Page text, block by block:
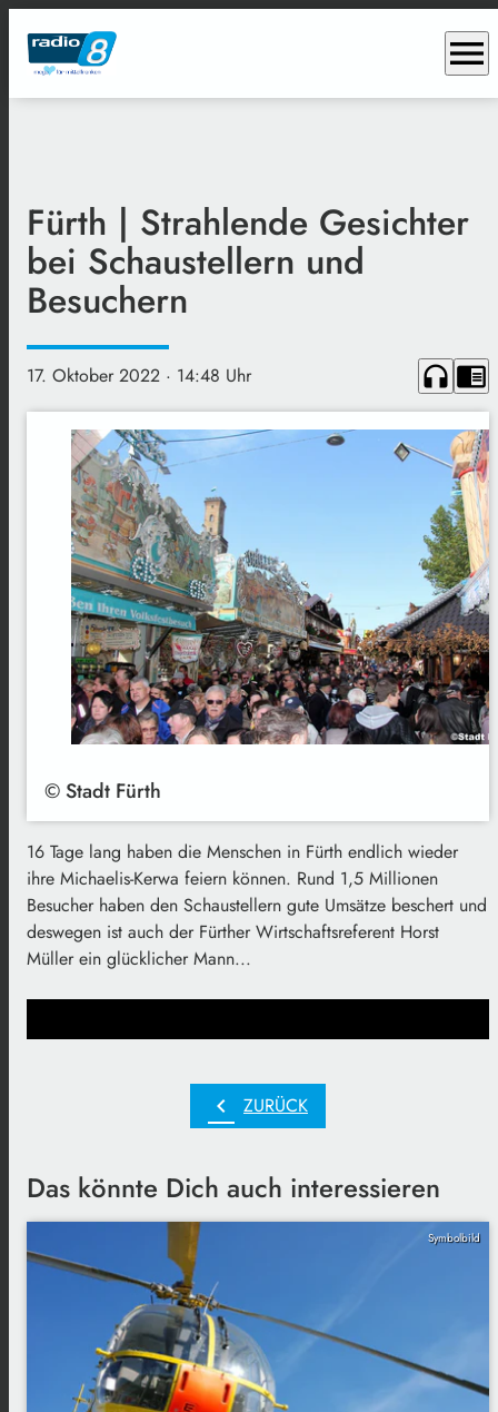
menu
Fürth | Strahlende Gesichter
bei Schaustellern und
Besuchern
17. Oktober 2022 · 14:48 Uhr headphones chrome_reader_mode
© Stadt Fürth
16 Tage lang haben die Menschen in Fürth endlich wieder
ihre Michaelis-Kerwa feiern können. Rund 1,5 Millionen
Besucher haben den Schaustellern gute Umsätze beschert und
deswegen ist auch der Fürther Wirtschaftsreferent Horst
Müller ein glücklicher Mann...
chevron_left ZURÜCK
Das könnte Dich auch interessieren
Symbolbild